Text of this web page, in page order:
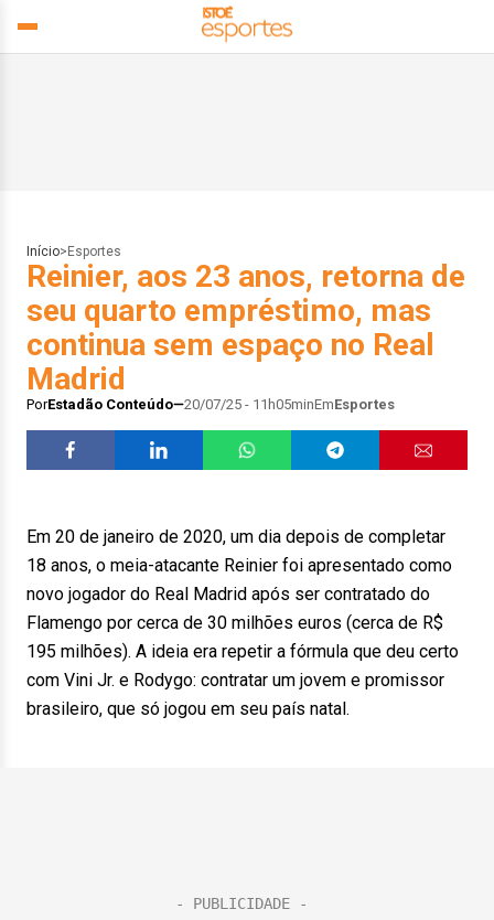
Início> Esportes
Reinier, aos 23 anos, retorna de
seu quarto empréstimo, mas
continua sem espaço no Real
Madrid
PorEstadão Conteúdo 20/07/25 - 11h05minEmEsportes
Em 20 de janeiro de 2020, um dia depois de completar
18 anos, o meia-atacante Reinier foi apresentado como
novo jogador do Real Madrid após ser contratado do
Flamengo por cerca de 30 milhões euros (cerca de R$
195 milhões). A ideia era repetir a fórmula que deu certo
com Vini Jr. e Rodygo: contratar um jovem e promissor
brasileiro, que só jogou em seu país natal.